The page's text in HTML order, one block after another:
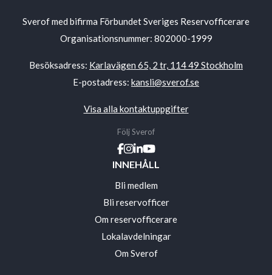
Sverof med bifirma Förbundet Sveriges Reservofficerare
Organisationsnummer: 802000-1999
Besöksadress: Karlavägen 65, 2 tr, 114 49 Stockholm
E-postadress: kansli@sverof.se
Visa alla kontaktuppgifter
Följ Sverof
INNEHÅLL
Bli medlem
Bli reservofficer
Om reservofficerare
Lokalavdelningar
Om Sverof